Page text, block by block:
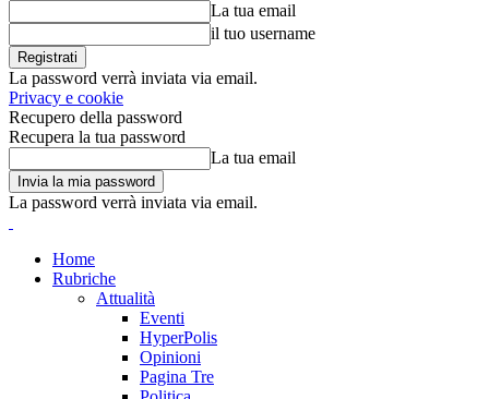
La tua email
il tuo username
La password verrà inviata via email.
Privacy e cookie
Recupero della password
Recupera la tua password
La tua email
La password verrà inviata via email.
Home
Rubriche
Attualità
Eventi
HyperPolis
Opinioni
Pagina Tre